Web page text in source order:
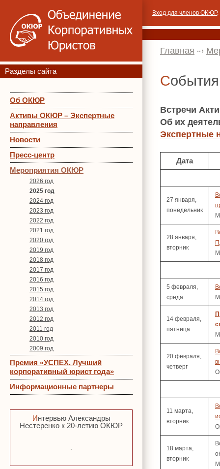
Разделы сайта
Об ОКЮР
Активы ОКЮР – Экспертные
направления
Новости
Пресс-центр
Мероприятия ОКЮР
2026 год
2025 год
2024 год
2023 год
2022 год
2021 год
2020 год
2019 год
2018 год
2017 год
2016 год
2015 год
2014 год
2013 год
2012 год
2011 год
2010 год
2009 год
Премия «УСПЕХ. Лучший
корпоративный юрист года»
Информационные партнеры
Интервью Александры
Нестеренко к 20-летию ОКЮР
Вход для членов ОКЮР,
Главная
Встречи
Об их
Экспертные
Дата
27 января,
понедельник
28 января,
вторник
5 февраля,
среда
14 февраля,
пятница
20 февраля,
четверг
11 марта,
вторник
18 марта,
вторник